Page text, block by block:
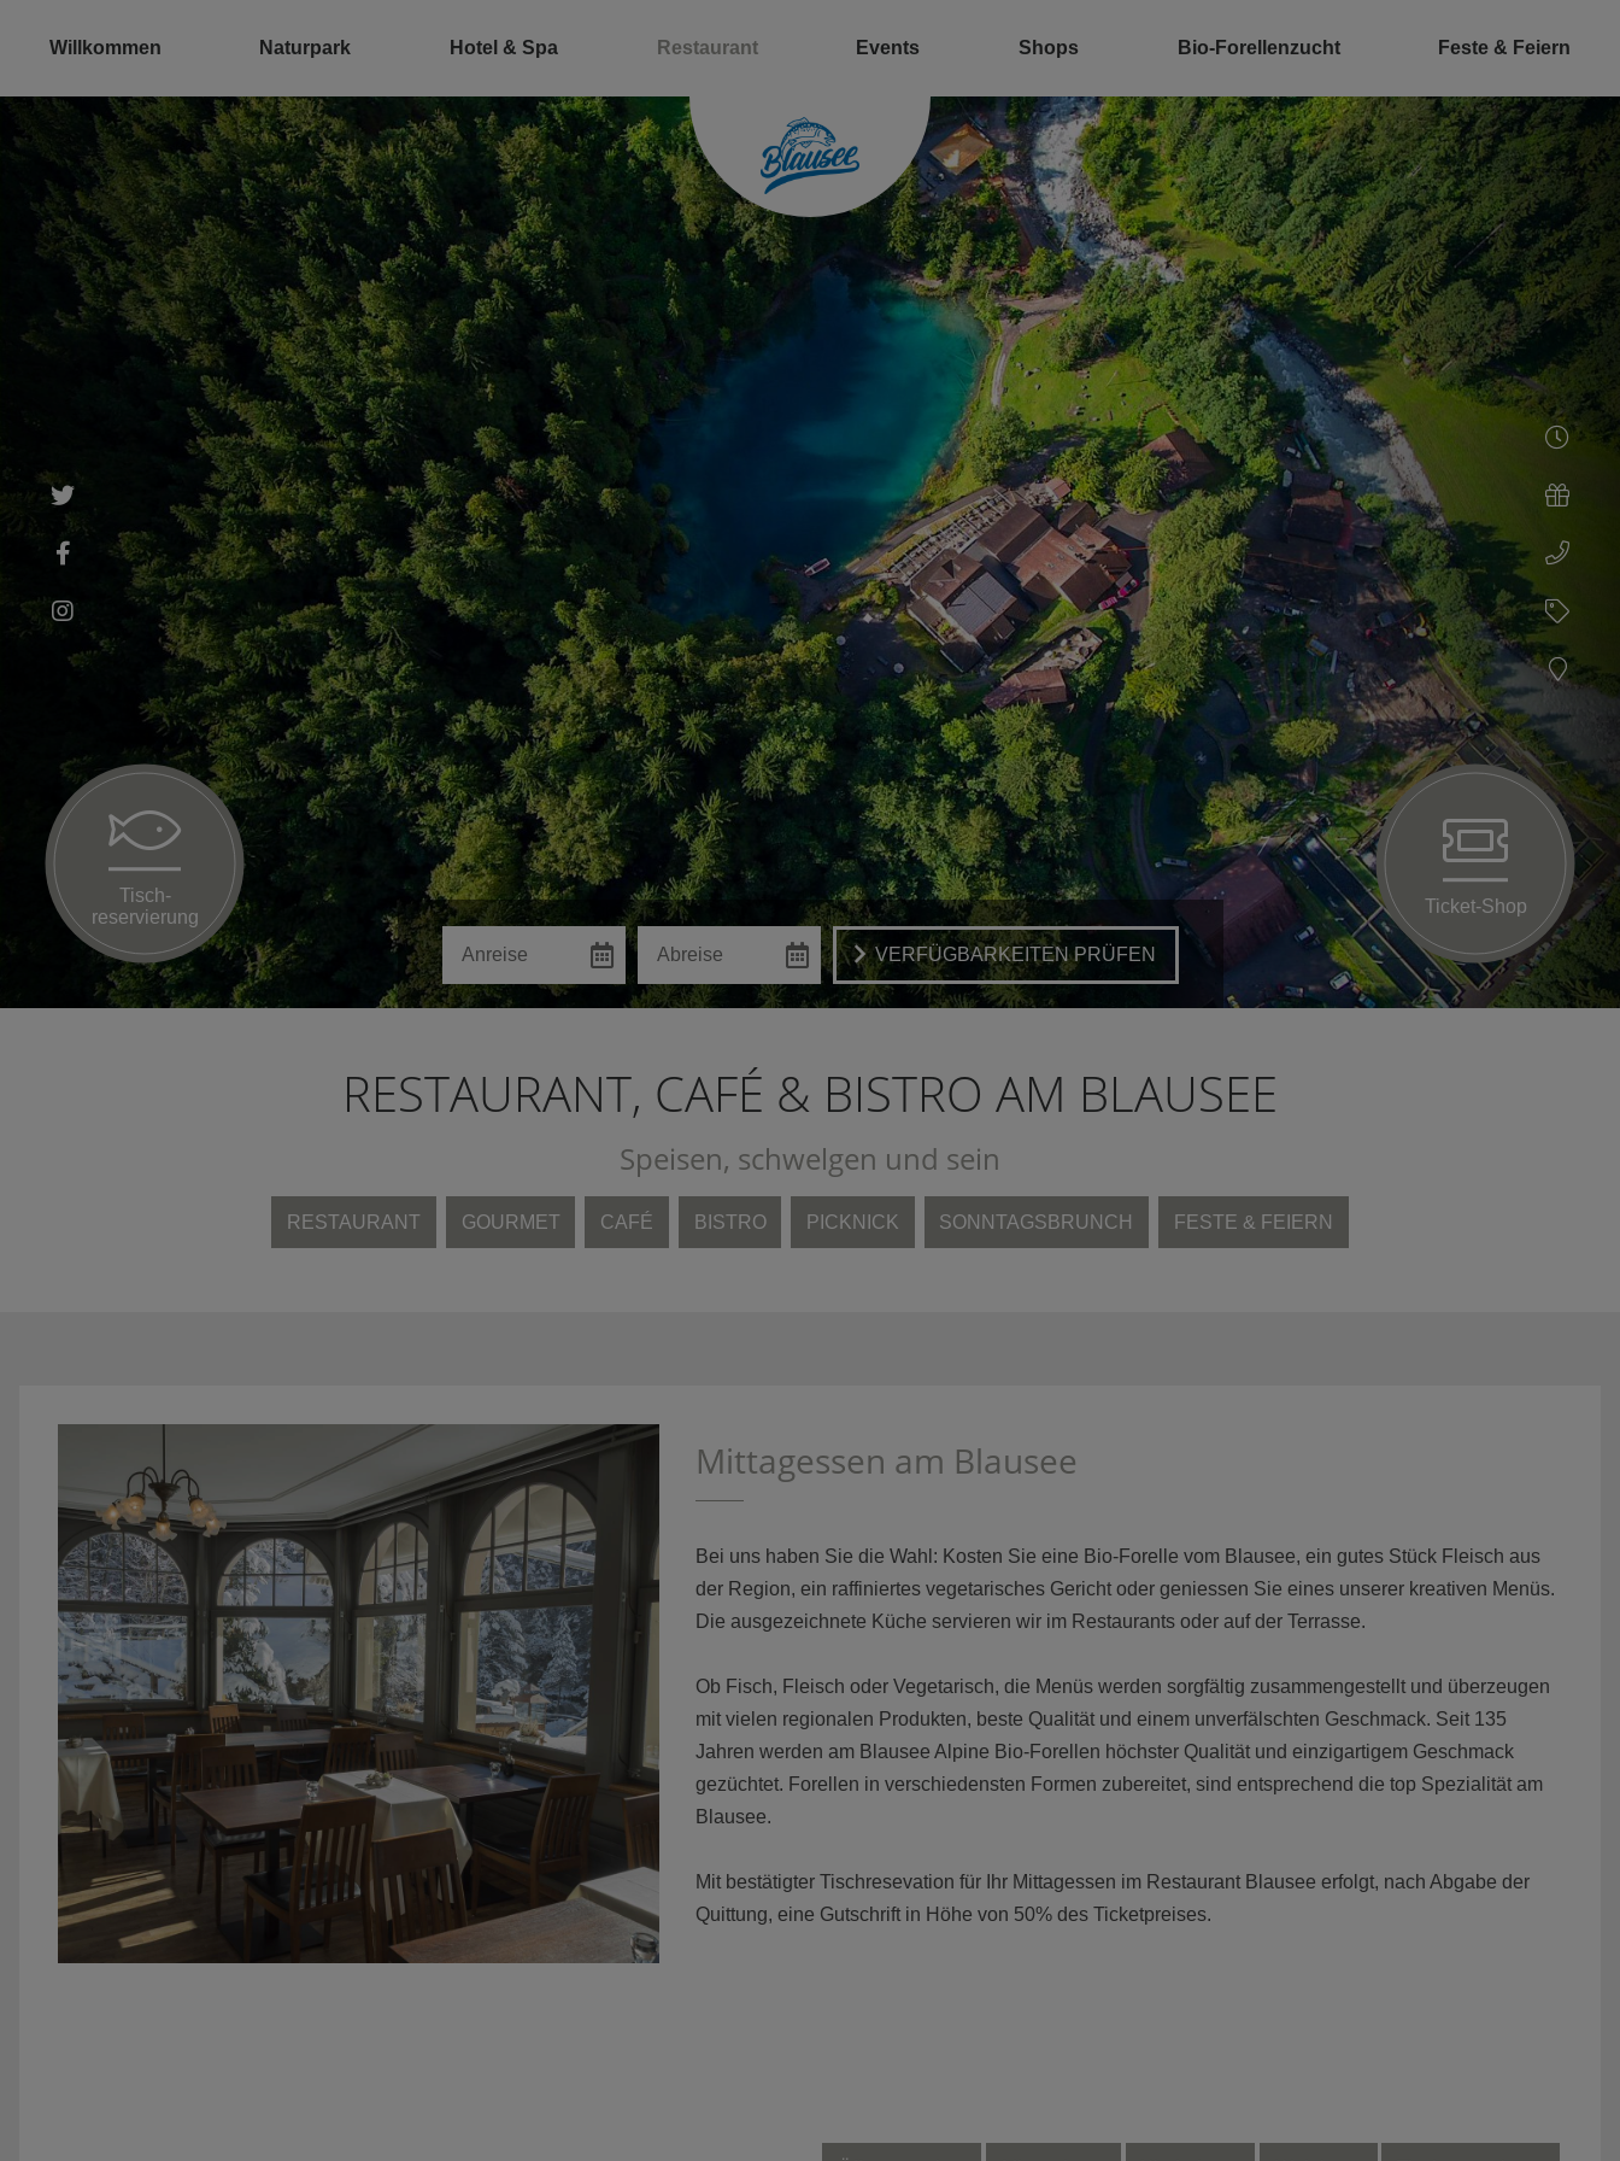
Willkommen Naturpark Hotel & Spa Restaurant Events Shops Bio-Forellenzucht Feste & Feiern
Tisch­
reservierung
Ticket-Shop
RESTAURANT, CAFÉ & BISTRO AM BLAUSEE
Speisen, schwelgen und sein
RESTAURANT GOURMET CAFÉ BISTRO PICKNICK SONNTAGSBRUNCH FESTE & FEIERN
Mittagessen am Blausee
Bei uns haben Sie die Wahl: Kosten Sie eine Bio-Forelle vom Blausee, ein gutes Stück Fleisch aus
der Region, ein raffiniertes vegetarisches Gericht oder geniessen Sie eines unserer kreativen Menüs.
Die ausgezeichnete Küche servieren wir im Restaurants oder auf der Terrasse.
Ob Fisch, Fleisch oder Vegetarisch, die Menüs werden sorgfältig zusammengestellt und überzeugen
mit vielen regionalen Produkten, beste Qualität und einem unverfälschten Geschmack. Seit 135
Jahren werden am Blausee Alpine Bio-Forellen höchster Qualität und einzigartigem Geschmack
gezüchtet. Forellen in verschiedensten Formen zubereitet, sind entsprechend die top Spezialität am
Blausee.
Mit bestätigter Tischresevation für Ihr Mittagessen im Restaurant Blausee erfolgt, nach Abgabe der
Quittung, eine Gutschrift in Höhe von 50% des Ticketpreises.